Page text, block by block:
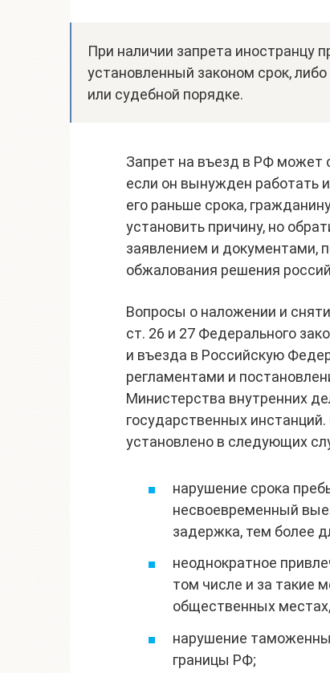
При наличии запрета иностранцу
установленный законом срок,
или судебной порядке.
Запрет на въезд в РФ может
если он вынужден работать
его раньше срока,
установить причину, но
заявлением и документами,
обжалования решения
Вопросы о наложении и
ст. 26 и 27 Федерального
и въезда в Российскую
регламентами и
Министерства внутренних
государственных
установлено в следующих
нарушение срока
несвоевременный
задержка, тем более
неоднократное
том числе и за такие
общественных
нарушение
границы РФ;